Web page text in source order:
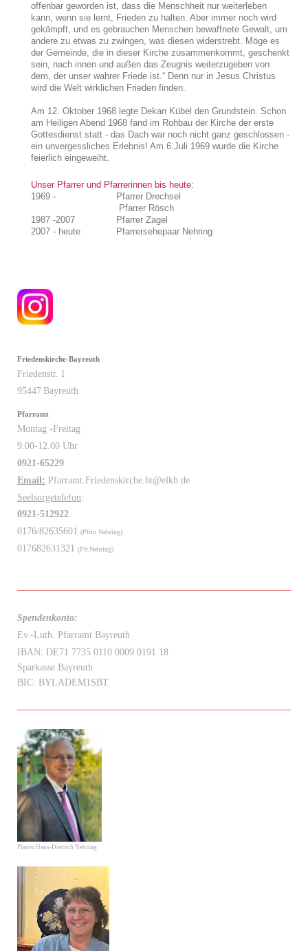
offenbar geworden ist, dass die Menschheit nur weiterleben
kann, wenn sie lernt, Frieden zu halten. Aber immer noch wird
gekämpft, und es gebrauchen Menschen bewaffnete Gewalt, um
andere zu etwas zu zwingen, was diesen widerstrebt. Möge es
der Gemeinde, die in dieser Kirche zusammenkommt, geschenkt
sein, nach innen und außen das Zeugnis weiterzugeben von
dem, der unser wahrer Friede ist.“ Denn nur in Jesus Christus
wird die Welt wirklichen Frieden finden.
Am 12. Oktober 1968 legte Dekan Kübel den Grundstein. Schon
am Heiligen Abend 1968 fand im Rohbau der Kirche der erste
Gottesdienst statt - das Dach war noch nicht ganz geschlossen -
ein unvergessliches Erlebnis! Am 6.Juli 1969 wurde die Kirche
feierlich eingeweiht.
Unser Pfarrer und Pfarrerinnen bis heute:
1969 - Pfarrer Drechsel
Pfarrer Rösch
1987 -2007 Pfarrer Zagel
2007 - heute Pfarrersehepaar Nehring
Friedenskirche-Bayreuth
Friedenstr. 1
95447 Bayreuth
Pfarramt
Montag -Freitag
9.00-12.00 Uhr
0921-65229
Email: Pfarramt.Friedenskirche.bt@elkb.de
Seelsorgetelefon:
0921-512922
0176/82635601 (Pfrin Nehring)
017682631321 (Pfr.Nehring)
Spendenkonto:
Ev.-Luth. Pfarramt Bayreuth
IBAN: DE71 7735 0110 0009 0191 18
Sparkasse Bayreuth
BIC: BYLADEM1SBT
Pfarrer Hans-Dietrich Nehring